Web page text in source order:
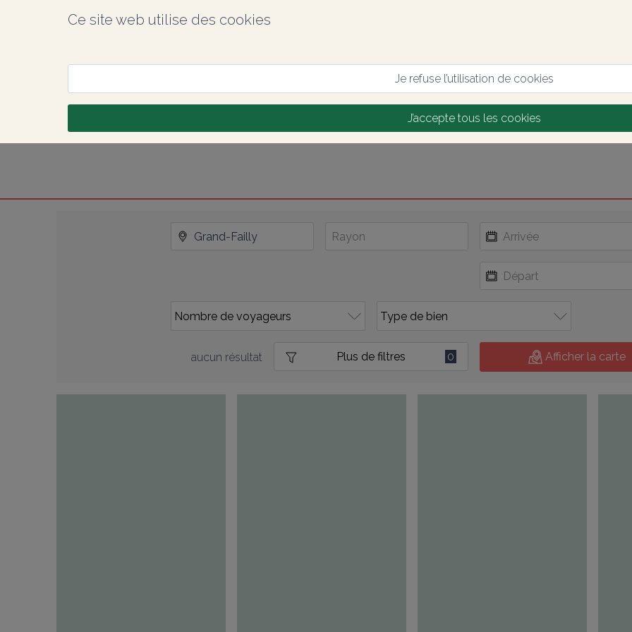
Ce site web utilise des cookies
Je refuse l’utilisation de cookies
J’accepte tous les cookies
aucun résultat Plus de filtres 0 Afficher la carte